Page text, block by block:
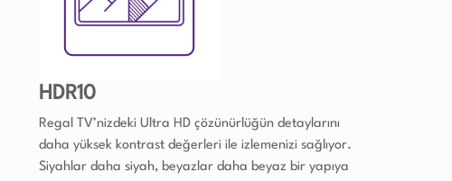
HDR10
Regal TV’nizdeki Ultra HD çözünürlüğün detaylarını
daha yüksek kontrast değerleri ile izlemenizi sağlıyor.
Siyahlar daha siyah, beyazlar daha beyaz bir yapıya